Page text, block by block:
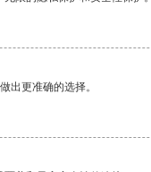
出更准确的选择。